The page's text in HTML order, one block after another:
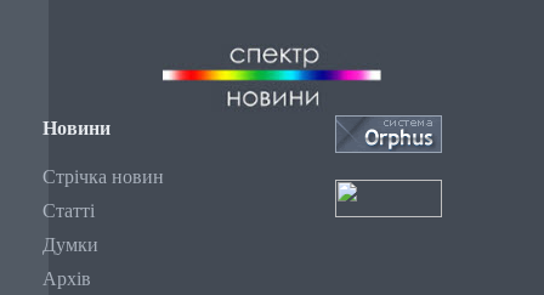
Новини
Стрічка новин
Статті
Думки
Архів